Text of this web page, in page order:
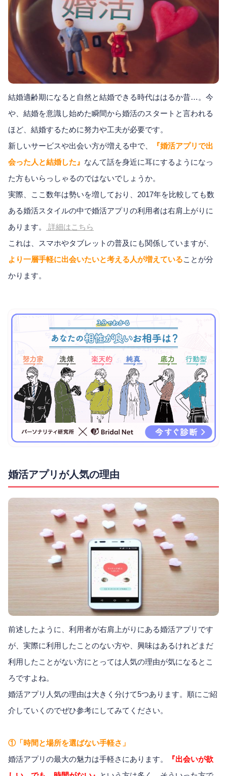
結婚適齢期になると自然と結婚できる時代ははるか昔…。今
や、結婚を意識し始めた瞬間から婚活のスタートと言われる
ほど、結婚するために努力や工夫が必要です。
新しいサービスや出会い方が増える中で、
『婚活アプリで出
会った人と結婚した』 なんて話を身近に耳にするようになっ
た方もいらっしゃるのではないでしょうか。
実際、ここ数年は勢いを増しており、2017年を比較しても数
ある婚活スタイルの中で婚活アプリの利用者は右肩上がりに
あります。
詳細はこちら
これは、スマホやタブレットの普及にも関係していますが、
より一層手軽に出会いたいと考える人が増えていることが分
かります。
婚活アプリが人気の理由
前述したように、利用者が右肩上がりにある婚活アプリです
が、実際に利用したことのない方や、興味はあるけれどまだ
利用したことがない方にとっては人気の理由が気になるとこ
ろですよね。
婚活アプリ人気の理由は大きく分けて5つあります。順にご紹
介していくのでぜひ参考にしてみてください。
①「時間と場所を選ばない手軽さ」
婚活アプリの最大の魅力は手軽さにあります。
『出会いが欲